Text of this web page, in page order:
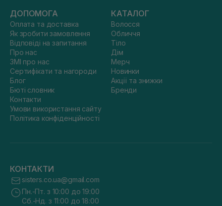
ДОПОМОГА
Оплата та доставка
Як зробити замовлення
Відповіді на запитання
Про нас
ЗМІ про нас
Сертифікати та нагороди
Блог
Бюті словник
Контакти
Умови використання сайту
Політика конфіденційності
КАТАЛОГ
Волосся
Обличчя
Тіло
Дім
Мерч
Новинки
Акції та знижки
Бренди
КОНТАКТИ
sisters.co.ua@gmail.com
Пн.-Пт. з 10:00 до 19:00
Сб.-Нд. з 11:00 до 18:00